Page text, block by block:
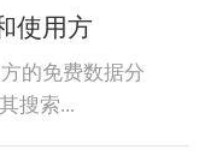
使用方
免费数据分
搜索...